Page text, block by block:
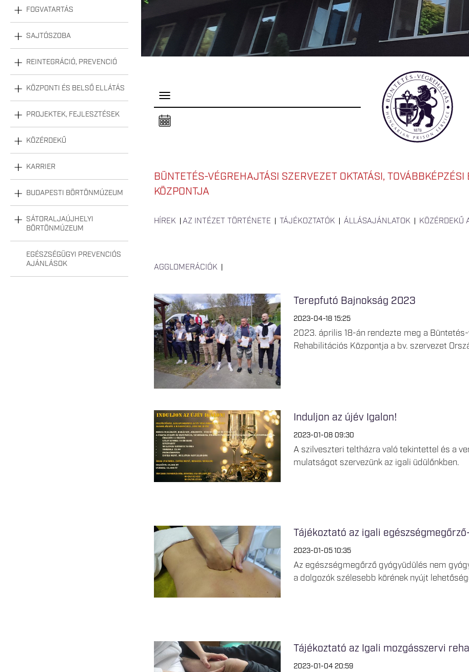
FOGVATARTÁS
SAJTÓSZOBA
REINTEGRÁCIÓ, PREVENCIÓ
KÖZPONTI ÉS BELSŐ ELLÁTÁS
PROJEKTEK, FEJLESZTÉSEK
KÖZÉRDEKŰ
KARRIER
BUDAPESTI BÖRTÖNMÚZEUM
SÁTORALJAÚJHELYI
BÖRTÖNMÚZEUM
EGÉSZSÉGÜGYI PREVENCIÓS
AJÁNLÁSOK
P
e
l
s
a
BÜNTETÉS-VÉGREHAJTÁSI SZERVEZET OKTATÁSI, TOVÁBBKÉPZÉSI
KÖZPONTJA
HÍREK AZ INTÉZET TÖRTÉNETE TÁJÉKOZTATÓK ÁLLÁSAJÁNLATOK KÖZÉRDEKŰ
AGGLOMERÁCIÓK
Terepfutó Bajnokság 2023
2023-04-18 15:25
2023. április 18-án rendezte meg a
Rehabilitációs Központja a bv. szervezet
Induljon az újév Igalon!
2023-01-08 09:30
A szilveszteri teltházra való tekintettel és a
mulatságot szervezünk az igali üdülőnkben.
Tájékoztató az igali
2023-01-05 10:35
Az egészségmegőrző gyógyüdülés nem
a dolgozók szélesebb körének nyújt
Tájékoztató az Igali mozgásszervi
2023-01-04 20:59